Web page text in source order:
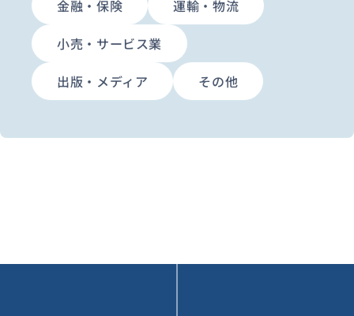
金融・保険
運輸・物流
小売・サービス業
出版・メディア
その他